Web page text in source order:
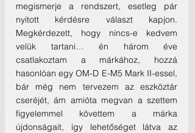
megismerje a rendszert, esetleg pár
nyitott kérdésre választ kapjon.
Megkérdezett, hogy nincs-e kedvem
velük tartani… én három éve
csatlakoztam a márkához, hozzá
hasonlóan egy OM-D E-M5 Mark II-essel,
bár még nem tervezem az eszköztár
cseréjét, ám amióta megvan a szettem
figyelemmel követtem a márka
újdonságait, így lehetőséget látva az